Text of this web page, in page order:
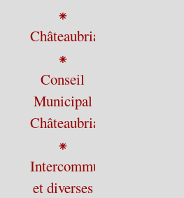
⁕
Châteaubriant
⁕
Conseil
Municipal
Châteaubriant
⁕
Intercommunalité
et diverses